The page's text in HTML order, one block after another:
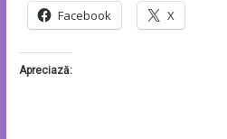
Facebook X
Apreciază: